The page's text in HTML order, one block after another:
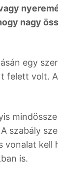
nagy
egy
felett volt.
szabály
kell
is.